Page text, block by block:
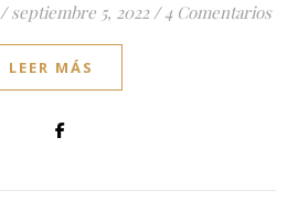
/ septiembre 5, 2022 / 4 Comentarios
LEER MÁS